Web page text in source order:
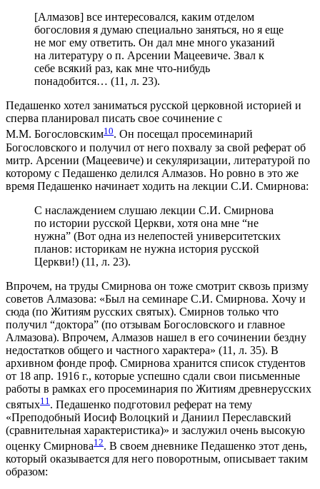
[Алмазов] все интересовался, каким отделом
богословия я думаю специально заняться, но я еще
не мог ему ответить. Он дал мне много указаний
на литературу о п. Арсении Мацеевиче. Звал к
себе всякий раз, как мне что-нибудь
понадобится… (11, л. 23).
Педашенко хотел заниматься русской церковной историей и
сперва планировал писать свое сочинение с
М.М. Богословским10. Он посещал просеминарий
Богословского и получил от него похвалу за свой реферат об
митр. Арсении (Мацеевиче) и секуляризации, литературой по
которому с Педашенко делился Алмазов. Но ровно в это же
время Педашенко начинает ходить на лекции С.И. Смирнова:
С наслаждением слушаю лекции С.И. Смирнова
по истории русской Церкви, хотя она мне “не
нужна” (Вот одна из нелепостей университетских
планов: историкам не нужна история русской
Церкви!) (11, л. 23).
Впрочем, на труды Смирнова он тоже смотрит сквозь призму
советов Алмазова: «Был на семинаре С.И. Смирнова. Хочу и
сюда (по Житиям русских святых). Смирнов только что
получил “доктора” (по отзывам Богословского и главное
Алмазова). Впрочем, Алмазов нашел в его сочинении бездну
недостатков общего и частного характера» (11, л. 35). В
архивном фонде проф. Смирнова хранится список студентов
от 18 апр. 1916 г., которые успешно сдали свои письменные
работы в рамках его просеминария по Житиям древнерусских
святых11 . Педашенко подготовил реферат на тему
«Преподобный Иосиф Волоцкий и Даниил Переславский
(сравнительная характеристика)» и заслужил очень высокую
оценку Смирнова12. В своем дневнике Педашенко этот день,
который оказывается для него поворотным, описывает таким
образом: